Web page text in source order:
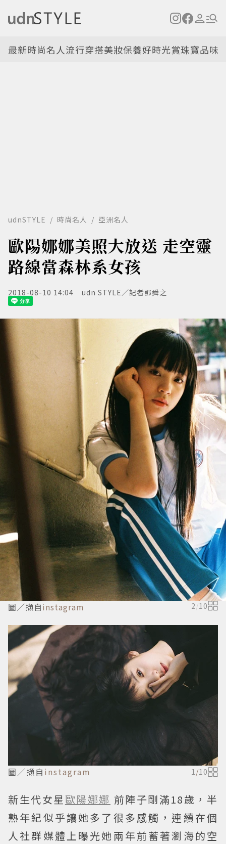
最新時尚名人流行穿搭美妝保養好時光賞珠寶品味
udnSTYLE 時尚名人 亞洲名人
歐陽娜娜美照大放送 走空靈
路線當森林系女孩
2018-08-10 14:04 udn STYLE／記者鄧舜之
圖／擷自instagram 2/10
圖／擷自 instagram 1/10
新生代女星 歐陽娜娜 前陣子剛滿18歲，半
熟年紀似乎讓她多了很多感觸，連續在個
人社群媒體上曝光她兩年前蓄著瀏海的空